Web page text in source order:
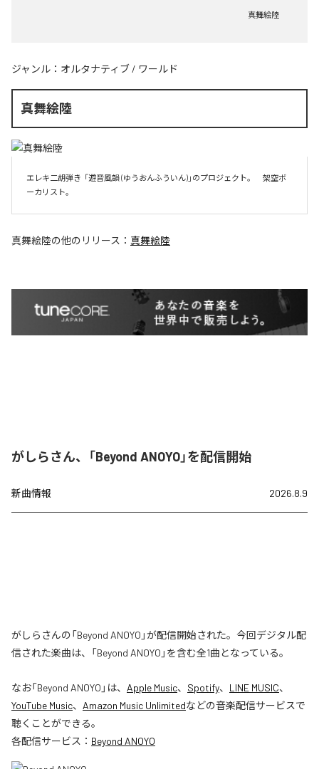
真舞絵陸
ジャンル： オルタナティブ / ワールド
真舞絵陸
エレキ二胡弾き  「遊音風韻 (ゆうおんふういん)」のプロジェクト。　架空ボ
ーカリスト。
真舞絵陸の他のリリース： 真舞絵陸
がしらさん、「Beyond ANOYO」を配信開始
新曲情報 2026.8.9
がしらさんの「Beyond ANOYO」が配信開始された。今回デジタル配
信された楽曲は、「Beyond ANOYO」を含む全1曲となっている。
なお「Beyond ANOYO 」は、 Apple Music、 Spotify、 LINE MUSIC、
YouTube Music、 Amazon Music Unlimitedなどの音楽配信サービスで
聴くことができる。
各配信サービス： Beyond ANOYO